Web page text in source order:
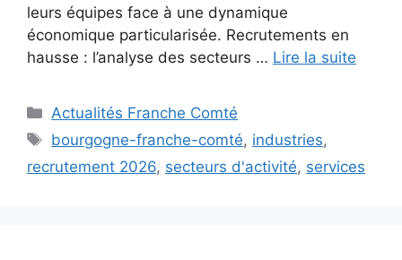
leurs équipes face à une dynamique
économique particularisée. Recrutements en
hausse : l’analyse des secteurs … Lire la suite
Catégories
Actualités Franche Comté
Étiquettes
bourgogne-franche-comté, industries,
recrutement 2026, secteurs d'activité, services